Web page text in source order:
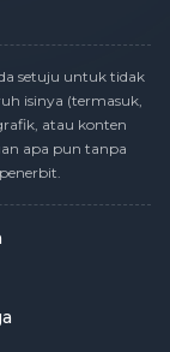
setuju untuk tidak
isinya (termasuk,
atau konten
apa pun tanpa